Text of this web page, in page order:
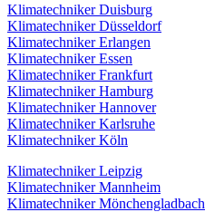
Klimatechniker Duisburg
Klimatechniker Düsseldorf
Klimatechniker Erlangen
Klimatechniker Essen
Klimatechniker Frankfurt
Klimatechniker Hamburg
Klimatechniker Hannover
Klimatechniker Karlsruhe
Klimatechniker Köln
Klimatechniker Leipzig
Klimatechniker Mannheim
Klimatechniker Mönchengladbach